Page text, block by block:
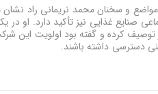
و سخنان محمد نریمانی راد
صنایع غذایی نیز تأکید دارد. او در
کرده و گفته بود اولویت این
دسترسی داشته باشند.